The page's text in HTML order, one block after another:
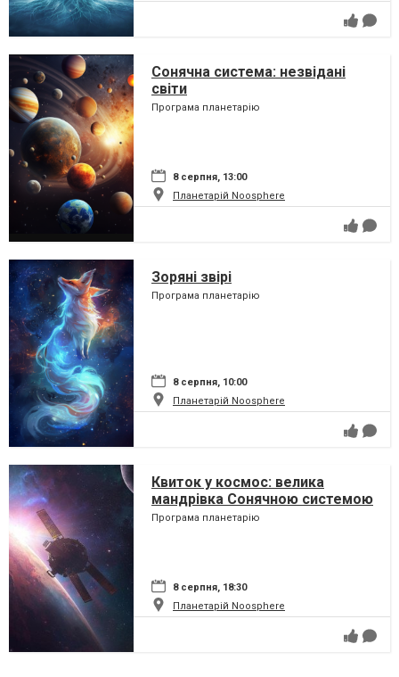
Сонячна система: незвідані
світи
Програма планетарію
8 серпня, 13:00
Планетарій Noosphere
Зоряні звірі
Програма планетарію
8 серпня, 10:00
Планетарій Noosphere
Квиток у космос: велика
мандрівка Сонячною системою
Програма планетарію
8 серпня, 18:30
Планетарій Noosphere